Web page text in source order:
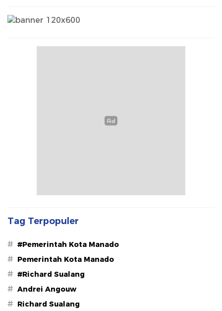
Tag Terpopuler
# #Pemerintah Kota Manado
# Pemerintah Kota Manado
# #Richard Sualang
# Andrei Angouw
# Richard Sualang